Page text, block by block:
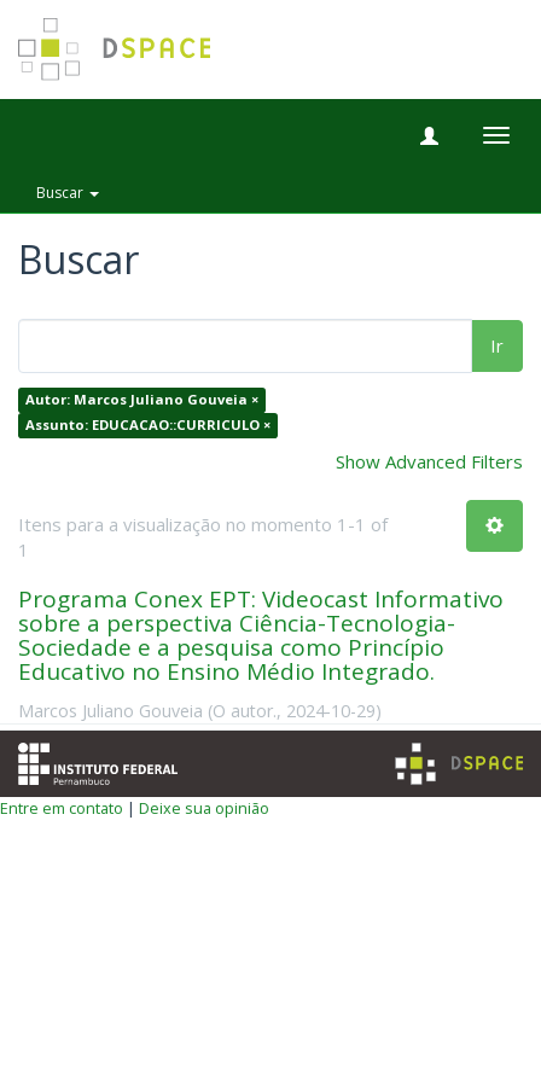
Buscar
Buscar
Ir
Autor: Marcos Juliano Gouveia ×
Assunto: EDUCACAO::CURRICULO ×
Show Advanced Filters
Itens para a visualização no momento 1-1 of
1
Programa Conex EPT: Videocast Informativo
sobre a perspectiva Ciência-Tecnologia-
Sociedade e a pesquisa como Princípio
Educativo no Ensino Médio Integrado.
Marcos Juliano Gouveia (O autor., 2024-10-29)
Entre em contato | Deixe sua opinião